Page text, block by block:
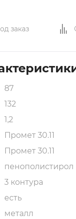
заказ
87
132
1,2
Промет 30.11
Промет 30.11
пенополистирол
3 контура
есть
металл